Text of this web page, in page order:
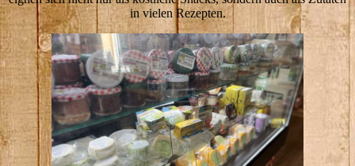
in vielen Rezepten.